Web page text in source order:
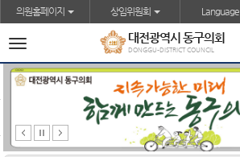
본문바로가기
의원홈페이지 상임위원회 Language
전
메
뉴
대전광역시 동구의회
DONGGU-DISTRICT COUNCIL